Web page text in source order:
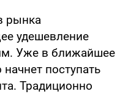
рынка
удешевление
Уже в ближайшее
поступать
Традиционно